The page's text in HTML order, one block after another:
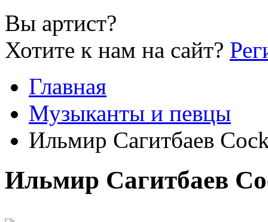
Вы артист?
Хотите к нам на сайт?
Главная
Музыканты и певцы
Ильмир Сагитбаев
Ильмир Сагитбаев